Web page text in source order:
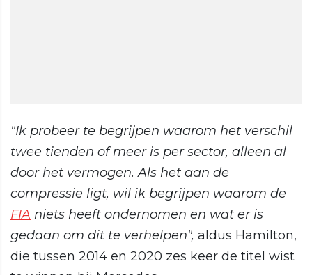
"Ik probeer te begrijpen waarom het verschil
twee tienden of meer is per sector, alleen al
door het vermogen. Als het aan de
compressie ligt, wil ik begrijpen waarom de
FIA niets heeft ondernomen en wat er is
gedaan om dit te verhelpen", aldus Hamilton,
die tussen 2014 en 2020 zes keer de titel wist